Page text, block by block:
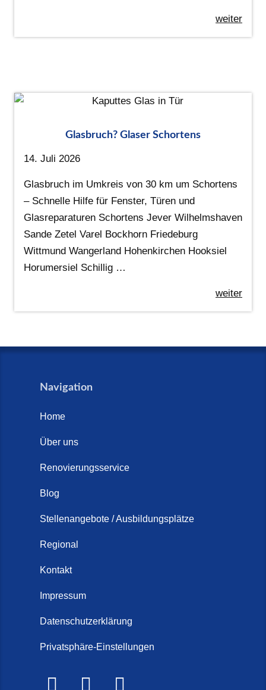
weiter
Glasbruch? Glaser Schortens
14. Juli 2026
Glasbruch im Umkreis von 30 km um Schortens
– Schnelle Hilfe für Fenster, Türen und
Glasreparaturen Schortens Jever Wilhelmshaven
Sande Zetel Varel Bockhorn Friedeburg
Wittmund Wangerland Hohenkirchen Hooksiel
Horumersiel Schillig …
weiter
Navigation
Home
Über uns
Renovierungsservice
Blog
Stellenangebote / Ausbildungsplätze
Regional
Kontakt
Impressum
Datenschutzerklärung
Privatsphäre-Einstellungen